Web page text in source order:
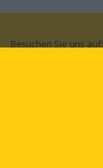
Besuchen Sie uns auf: